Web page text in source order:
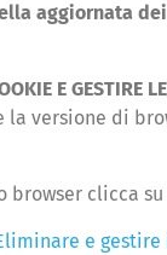
aggiornata
E GESTIRE
la versione di
browser clicca
e gestire